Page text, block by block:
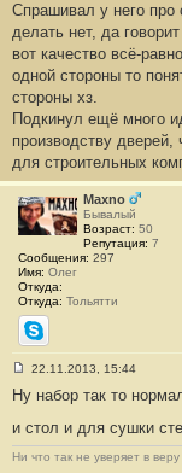
#
1
1
Спрашивал у него
делать нет, да
вот качество всё-
одной стороны то
стороны хз.
Подкинул ещё много
производству
для строительных
Maxno
Бывалый
Возраст: 50
Репутация: 7
Сообщения: 297
Имя: Олег
Откуда:
Откуда: Тольятти
Skype
о
о
б
щ
22.11.2013, 15:44
Ну набор так то
и стол и для сушки
Ни что так не уверяет в